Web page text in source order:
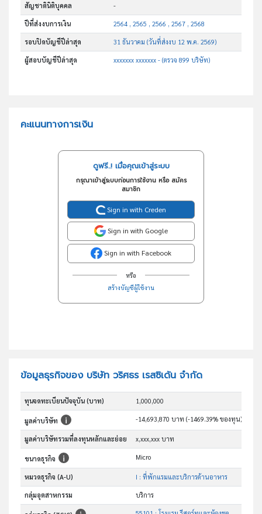
สัญชาตินิติบุคคล -
ปีที่ส่งงบการเงิน 2564 , 2565 , 2566 , 2567 , 2568
รอบปิดบัญชีปีล่าสุด 31 ธันวาคม (วันที่ส่งงบ 12 พ.ค. 2569)
ผู้สอบบัญชีปีล่าสุด xxxxxxx xxxxxxx - (ตรวจ 899 บริษัท)
คะแนนทางการเงิน
ดูฟรี..! เมื่อคุณเข้าสู่ระบบ
กรุณาเข้าสู่ระบบก่อนการใช้งาน หรือ สมัคร
สมาชิก
Sign in with Creden
Sign in with Google
Sign in with Facebook
หรือ
สร้างบัญชีผู้ใช้งาน
ข้อมูลธุรกิจของ บริษัท วริศธร เรสซิเด้น จำกัด
ทุนจดทะเบียนปัจจุบัน (บาท) 1,000,000
มูลค่าบริษัท -14,693,870 บาท (-1469.39% ของทุน)
มูลค่าบริษัทรวมที่ลงทุนหลักและย่อย x,xxx,xxx บาท
ขนาดธุรกิจ Micro
หมวดธุรกิจ (A-U) I : ที่พักแรมและบริการด้านอาหาร
กลุ่มอุตสาหกรรม บริการ